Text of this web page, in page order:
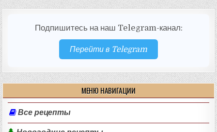
Подпишитесь на наш Telegram-канал:
Перейти в Telegram
МЕНЮ НАВИГАЦИИ
Все рецепты